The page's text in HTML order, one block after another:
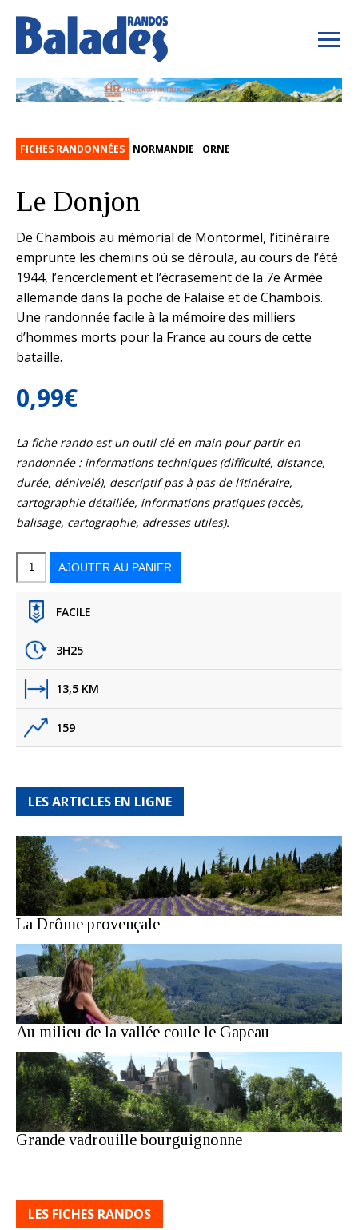
FICHES RANDONNÉES NORMANDIE ORNE
Le Donjon
De Chambois au mémorial de Montormel, l’itinéraire
emprunte les chemins où se déroula, au cours de l’été
1944, l’encerclement et l’écrasement de la 7e Armée
allemande dans la poche de Falaise et de Chambois.
Une randonnée facile à la mémoire des milliers
d’hommes morts pour la France au cours de cette
bataille.
0,99€
La fiche rando est un outil clé en main pour partir en
randonnée : informations techniques (difficulté, distance,
durée, dénivelé), descriptif pas à pas de l’itinéraire,
cartographie détaillée, informations pratiques (accès,
balisage, cartographie, adresses utiles).
quantité
AJOUTER AU PANIER
FACILE
3H25
13,5 KM
159
LES ARTICLES EN LIGNE
La Drôme provençale
Au milieu de la vallée coule le Gapeau
Grande vadrouille bourguignonne
LES FICHES RANDOS